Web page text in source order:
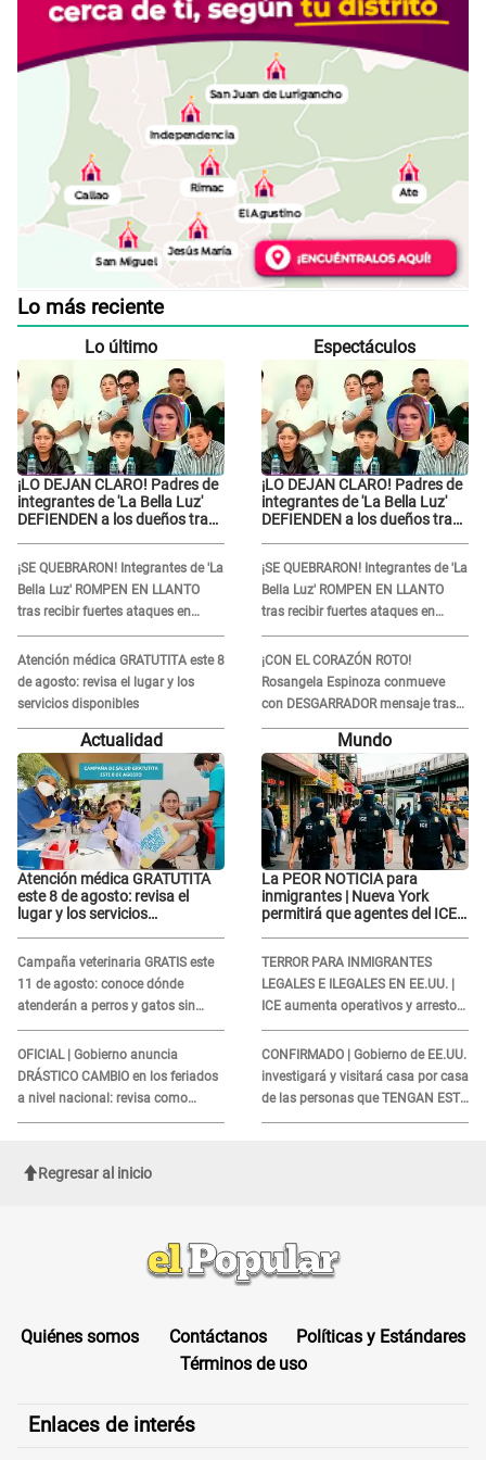
Lo más reciente
Lo último
¡LO DEJAN CLARO! Padres de
integrantes de 'La Bella Luz'
DEFIENDEN a los dueños tras
¡SE QUEBRARON! Integrantes de 'La
Bella Luz' ROMPEN EN LLANTO
tras recibir fuertes ataques en
redes por DENUNCIA de acoso
contra Naldy Saldaña
Atención médica GRATUTITA este 8
de agosto: revisa el lugar y los
servicios disponibles
Espectáculos
¡LO DEJAN CLARO! Padres de
integrantes de 'La Bella Luz'
DEFIENDEN a los dueños tras
¡SE QUEBRARON! Integrantes de 'La
Bella Luz' ROMPEN EN LLANTO
tras recibir fuertes ataques en
redes por DENUNCIA de acoso
contra Naldy Saldaña
¡CON EL CORAZÓN ROTO!
Rosangela Espinoza conmueve
con DESGARRADOR mensaje tras
terrible pérdida: "Descansa en
Actualidad
Atención médica GRATUTITA
este 8 de agosto: revisa el
lugar y los servicios
Campaña veterinaria GRATIS este
11 de agosto: conoce dónde
atenderán a perros y gatos sin
costo
OFICIAL | Gobierno anuncia
DRÁSTICO CAMBIO en los feriados
a nivel nacional: revisa como
quedarán los DÍAS LIBRES
Mundo
La PEOR NOTICIA para
inmigrantes | Nueva York
permitirá que agentes del ICE
TERROR PARA INMIGRANTES
LEGALES E ILEGALES EN EE.UU. |
ICE aumenta operativos y arrestos
a extranjeros en aeropuertos
CONFIRMADO | Gobierno de EE.UU.
investigará y visitará casa por casa
de las personas que TENGAN ESTE
TRABAJO
Regresar al inicio
Quiénes somos Contáctanos
Políticas y Estándares
Términos de uso
Enlaces de interés